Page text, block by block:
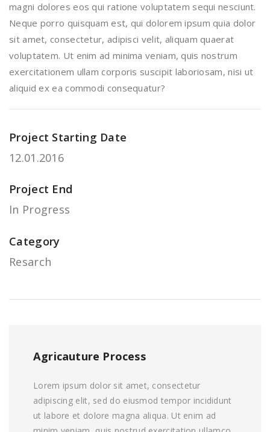
magni dolores eos qui ratione voluptatem sequi nesciunt.
Neque porro quisquam est, qui dolorem ipsum quia dolor
sit amet, consectetur, adipisci velit, aliquam quaerat
voluptatem. Ut enim ad minima veniam, quis nostrum
exercitationem ullam corporis suscipit laboriosam, nisi ut
aliquid ex ea commodi consequatur?
Project Starting Date
12.01.2016
Project End
In Progress
Category
Resarch
Agricauture Process
Lorem ipsum dolor sit amet, consectetur
adipiscing elit, sed do eiusmod tempor incididunt
ut labore et dolore magna aliqua. Ut enim ad